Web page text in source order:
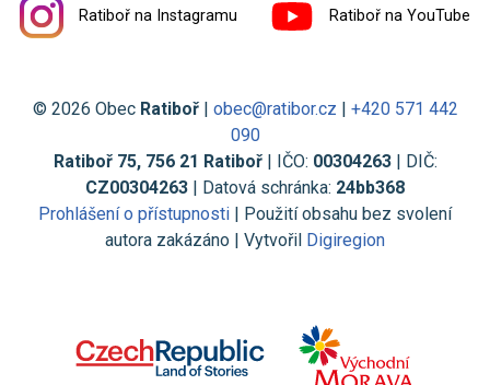
Ratiboř na Instagramu Ratiboř na YouTube
© 2026 Obec Ratiboř| obec@ratibor.cz | +420 571 442
090
Ratiboř 75, 756 21 Ratiboř| IČO: 00304263| DIČ:
CZ00304263 | Datová schránka: 24bb368
Prohlášení o přístupnosti | Použití obsahu bez svolení
autora zakázáno | Vytvořil Digiregion